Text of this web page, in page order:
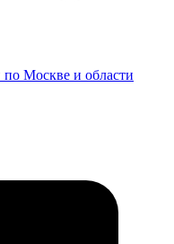
по Москве и области